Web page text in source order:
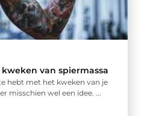
van spiermassa
hebt met het kweken van je
misschien wel een idee. ...